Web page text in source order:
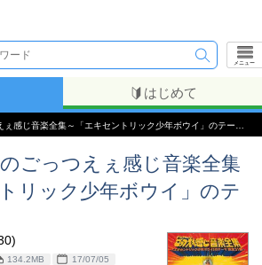
メニュー
はじめて
音楽全集～「エキセントリック少年ボウイ」のテーマ他～ ダウンロード
ごっつえぇ感じ音楽全集
リック少年ボウイ」のテ
134.2MB 17/07/05